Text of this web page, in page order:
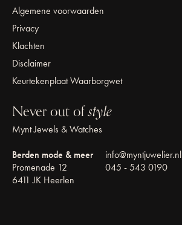
Algemene voorwaarden
Privacy
Klachten
Disclaimer
Keurtekenplaat Waarborgwet
Never out ofstyle
Mynt Jewels & Watches
Berden mode & meer
Promenade 12
6411 JK Heerlen
info@myntjuwelier.nl
045 - 543 0190